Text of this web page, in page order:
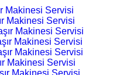
Makinesi Servisi
Makinesi Servisi
Makinesi Servisi
Makinesi Servisi
Makinesi Servisi
Makinesi Servisi
Makinesi Servisi